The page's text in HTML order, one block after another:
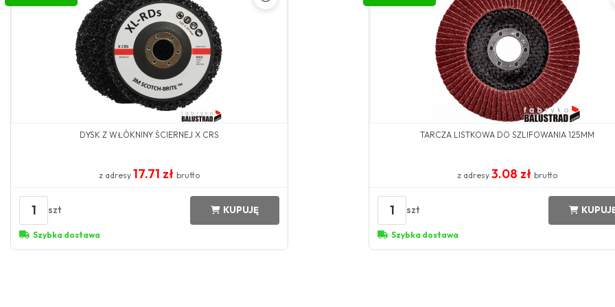
DYSK Z WŁÓKNINY ŚCIERNEJ X CRS
z adresy 17.71 zł brutto
1 szt KUPUJĘ
Szybka dostawa
TARCZA LISTKOWA DO SZLIFOWANIA 125MM
z adresy3.08 złbrutto
1 szt
Szybka dostawa